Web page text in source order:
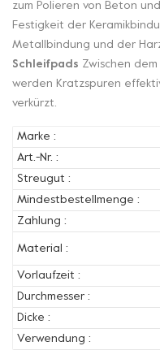
zum Polieren von Beton
Festigkeit der
Metallbindung und der
Schleifpads Zwischen
werden Kratzspuren
verkürzt.
Marke :
Art.-Nr. :
Streugut :
Mindestbestellmenge :
Zahlung :
Material :
Vorlaufzeit :
Durchmesser :
Dicke :
Verwendung :